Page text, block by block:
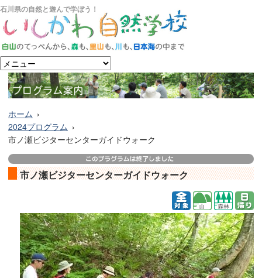
石川県の自然と遊んで学ぼう！
ホーム
2024プログラム
市ノ瀬ビジターセンターガイドウォーク
市ノ瀬ビジターセンターガイドウォーク